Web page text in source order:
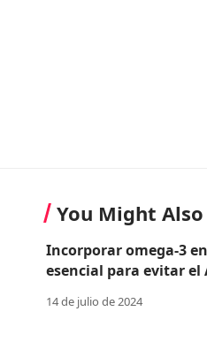
You Might
Incorporar omega-3
esencial para evitar el
14 de julio de 2024